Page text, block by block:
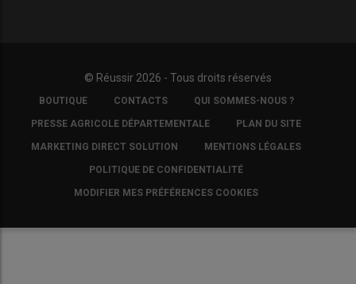
© Réussir 2026 - Tous droits réservés
FOOTER
COPYRIGHT
BOUTIQUE CONTACTS QUI SOMMES-NOUS ?
PRESSE AGRICOLE DÉPARTEMENTALE PLAN DU SITE
MARKETING DIRECT SOLUTION MENTIONS LÉGALES
POLITIQUE DE CONFIDENTIALITÉ
MODIFIER MES PRÉFÉRENCES COOKIES